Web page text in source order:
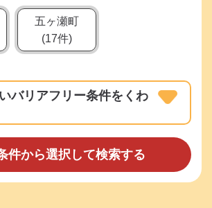
る
指
定
難
所
生
が
五ヶ瀬町
(17件)
バリアフリー条件をくわ